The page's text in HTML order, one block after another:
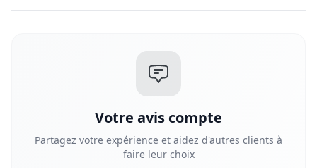
Votre avis compte
Partagez votre expérience et aidez d'autres clients à
faire leur choix